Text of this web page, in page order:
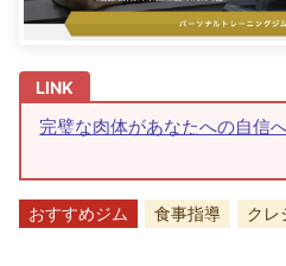
完璧な肉体があなたへの自信
おすすめジム 食事指導 クレ